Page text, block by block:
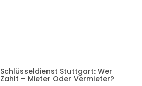
Schlüsseldienst Stuttgart: Wer
Zahlt – Mieter Oder Vermieter?